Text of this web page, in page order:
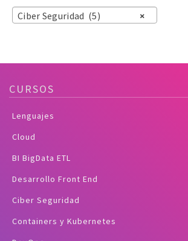
×
Ciber Seguridad (5)
CURSOS
Lenguajes
Cloud
BI BigData ETL
Desarrollo Front End
Ciber Seguridad
Containers y Kubernetes